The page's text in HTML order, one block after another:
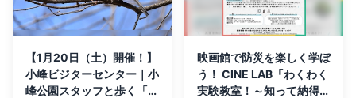
【1月20日（土）開催！】
小峰ビジターセンター｜小
峰公園スタッフと歩く「冬
映画館で防災を楽しく学ぼ
う！ CINE LAB「わくわく
実験教室！～知って納得、